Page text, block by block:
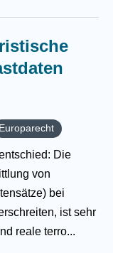
Europarecht
Die
von
bei
ist sehr
reale terro...